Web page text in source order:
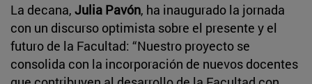
La decana, Julia Pavón, ha inaugurado la jornada
con un discurso optimista sobre el presente y el
futuro de la Facultad: “Nuestro proyecto se
consolida con la incorporación de nuevos docentes